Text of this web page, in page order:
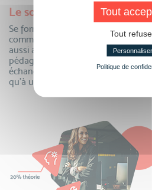
Le soutien de toute une
Se former à distance oui, mais
communauté ! Echangez au
aussi avec vos formateurs et toute
pédagogique. Questions, partage
échanger…la communauté
qu’à un clic pour partager !
Tout
Tout
Personnaliser
Politique de